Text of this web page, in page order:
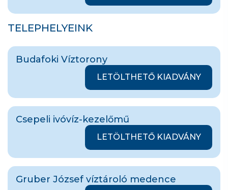
TELEPHELYEINK
Budafoki Víztorony
LETÖLTHETŐ KIADVÁNY
Csepeli ivóvíz-kezelőmű
LETÖLTHETŐ KIADVÁNY
Gruber József víztároló medence